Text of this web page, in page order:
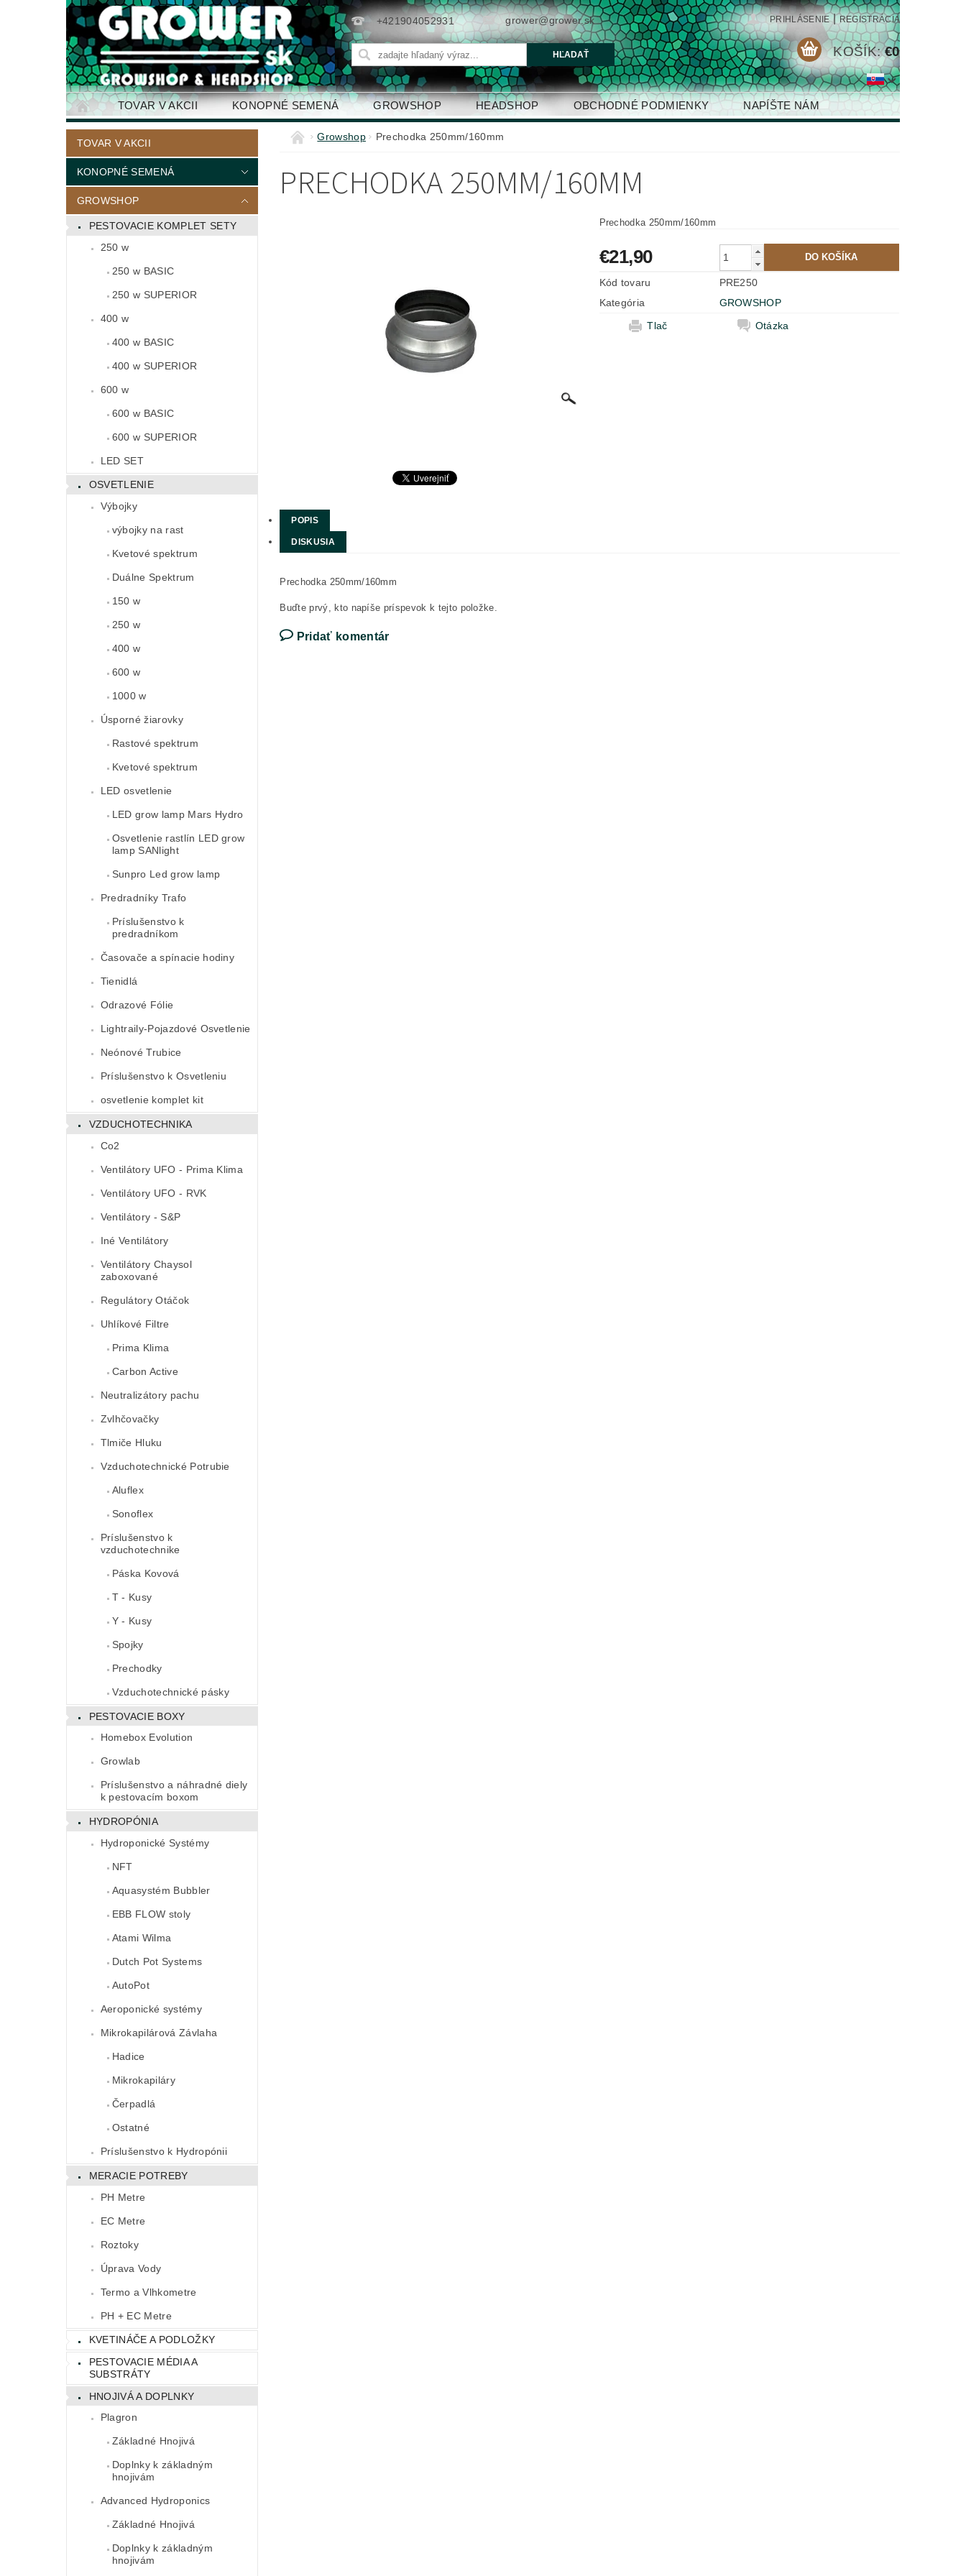
+421904052931 grower@grower.sk PRIHLÁSENIE | REGISTRÁCIA
KOŠÍK: €0
TOVAR V AKCII KONOPNÉ SEMENÁ GROWSHOP HEADSHOP OBCHODNÉ PODMIENKY NAPÍŠTE NÁM
KONTAKTY
TOVAR V AKCII
KONOPNÉ SEMENÁ
GROWSHOP
PESTOVACIE KOMPLET SETY
250 w
250 w BASIC
250 w SUPERIOR
400 w
400 w BASIC
400 w SUPERIOR
600 w
600 w BASIC
600 w SUPERIOR
LED SET
OSVETLENIE
Výbojky
výbojky na rast
Kvetové spektrum
Duálne Spektrum
150 w
250 w
400 w
600 w
1000 w
Úsporné žiarovky
Rastové spektrum
Kvetové spektrum
LED osvetlenie
LED grow lamp Mars Hydro
Osvetlenie rastlín LED grow
lamp SANlight
Sunpro Led grow lamp
Predradníky Trafo
Príslušenstvo k
predradníkom
Časovače a spínacie hodiny
Tienidlá
Odrazové Fólie
Lightraily-Pojazdové Osvetlenie
Neónové Trubice
Príslušenstvo k Osvetleniu
osvetlenie komplet kit
VZDUCHOTECHNIKA
Co2
Ventilátory UFO - Prima Klima
Ventilátory UFO - RVK
Ventilátory - S&P
Iné Ventilátory
Ventilátory Chaysol
zaboxované
Regulátory Otáčok
Uhlíkové Filtre
Prima Klima
Carbon Active
Neutralizátory pachu
Zvlhčovačky
Tlmiče Hluku
Vzduchotechnické Potrubie
Aluflex
Sonoflex
Príslušenstvo k
vzduchotechnike
Páska Kovová
T - Kusy
Y - Kusy
Spojky
Prechodky
Vzduchotechnické pásky
PESTOVACIE BOXY
Homebox Evolution
Growlab
Príslušenstvo a náhradné diely
k pestovacím boxom
HYDROPÓNIA
Hydroponické Systémy
NFT
Aquasystém Bubbler
EBB FLOW stoly
Atami Wilma
Dutch Pot Systems
AutoPot
Aeroponické systémy
Mikrokapilárová Závlaha
Hadice
Mikrokapiláry
Čerpadlá
Ostatné
Príslušenstvo k Hydropónii
MERACIE POTREBY
PH Metre
EC Metre
Roztoky
Úprava Vody
Termo a Vlhkometre
PH + EC Metre
KVETINÁČE A PODLOŽKY
PESTOVACIE MÉDIA A
SUBSTRÁTY
HNOJIVÁ A DOPLNKY
Plagron
Základné Hnojivá
Doplnky k základným
hnojivám
Advanced Hydroponics
Základné Hnojivá
Doplnky k základným
hnojivám
Growshop Prechodka 250mm/160mm
PRECHODKA 250MM/160MM
Prechodka 250mm/160mm
€21,90
Kód tovaru
PRE250
Kategória
GROWSHOP
Tlač
Otázka
POPIS
DISKUSIA
Prechodka 250mm/160mm
Buďte prvý, kto napíše príspevok k tejto položke.
Pridať komentár